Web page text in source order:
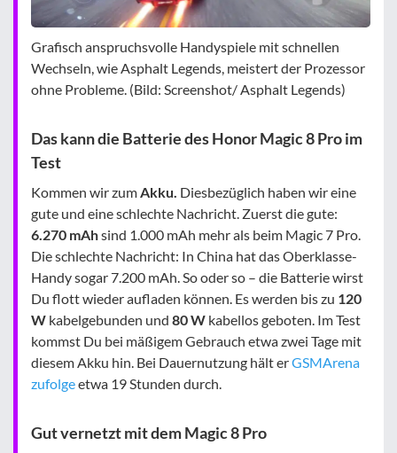
Grafisch anspruchsvolle Handyspiele mit schnellen
Wechseln, wie Asphalt Legends, meistert der Prozessor
ohne Probleme. (Bild: Screenshot/ Asphalt Legends)
Das kann die Batterie des Honor Magic 8 Pro im
Test
Kommen wir zumAkku. Diesbezüglich haben wir eine
gute und eine schlechte Nachricht. Zuerst die gute:
6.270 mAhsind 1.000 mAh mehr als beim Magic 7 Pro.
Die schlechte Nachricht: In China hat das Oberklasse-
Handy sogar 7.200 mAh. So oder so – die Batterie wirst
Du flott wieder aufladen können. Es werden bis zu 120
W kabelgebunden und 80 W kabellos geboten. Im Test
kommst Du bei mäßigem Gebrauch etwa zwei Tage mit
diesem Akku hin. Bei Dauernutzung hält erGSMArena
zufolgeetwa 19 Stunden durch.
Gut vernetzt mit dem Magic 8 Pro